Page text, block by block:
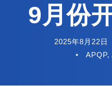
9月份
2025年8月22日
•
APQP,